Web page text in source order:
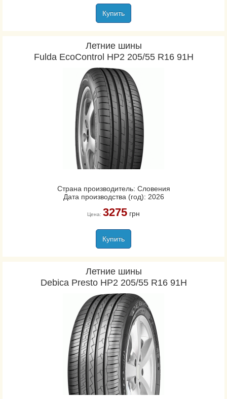
Купить
Летние шины
Fulda EcoControl HP2 205/55 R16 91H
Страна производитель: Словения
Дата производства (год): 2026
Цена: 3275грн
Купить
Летние шины
Debica Presto HP2 205/55 R16 91H